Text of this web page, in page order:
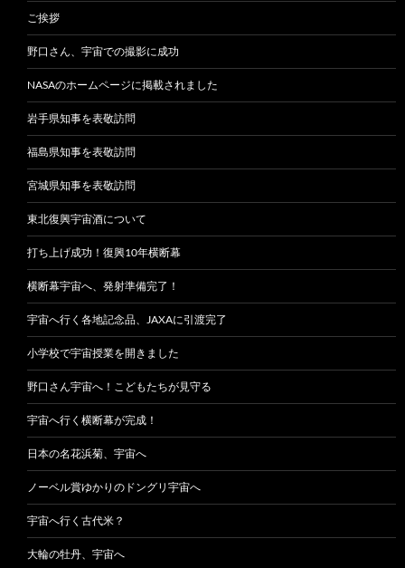
ご挨拶
野口さん、宇宙での撮影に成功
NASAのホームページに掲載されました
岩手県知事を表敬訪問
福島県知事を表敬訪問
宮城県知事を表敬訪問
東北復興宇宙酒について
打ち上げ成功！復興10年横断幕
横断幕宇宙へ、発射準備完了！
宇宙へ行く各地記念品、JAXAに引渡完了
小学校で宇宙授業を開きました
野口さん宇宙へ！こどもたちが見守る
宇宙へ行く横断幕が完成！
日本の名花浜菊、宇宙へ
ノーベル賞ゆかりのドングリ宇宙へ
宇宙へ行く古代米？
大輪の牡丹、宇宙へ